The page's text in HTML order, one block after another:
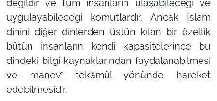
değildir ve tüm insanların ulaşabileceği ve
uygulayabileceği komutlardır. Ancak İslam
dinini diğer dinlerden üstün kılan bir özellik
bütün insanların kendi kapasitelerince bu
dindeki bilgi kaynaklarından faydalanabilmesi
ve manevî tekâmül yönünde hareket
edebilmesidir.